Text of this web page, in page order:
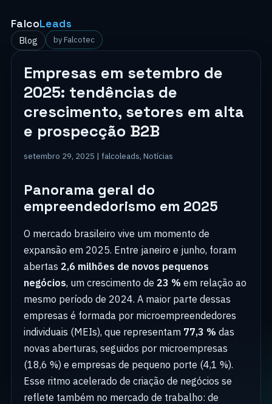
FalcoLeads
Blog by Falcotec
Empresas em setembro de
2025: tendências de
crescimento, setores em alta
e prospecção B2B
setembro 29, 2025 | falcoleads, Notícias
Panorama geral do
empreendedorismo em 2025
O mercado brasileiro vive um momento de
expansão em 2025. Entre janeiro e junho, foram
abertas 2,6 milhões de novos pequenos
negócios, um crescimento de 23 % em relação ao
mesmo período de 2024. A maior parte dessas
empresas é formada por microempreendedores
individuais (MEIs), que representam 77,3 % das
novas aberturas, seguidos por microempresas
(18,6 %) e empresas de pequeno porte (4,1 %).
Esse ritmo acelerado de criação de negócios se
reflete também no mercado de trabalho: de